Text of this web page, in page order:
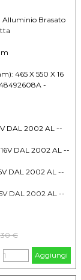
Alluminio Brasato
465 X 550 X 16
-
DAL 2002 AL --
DAL 2002 AL --
DAL 2002 AL --
DAL 2002 AL --
senza sconto
€
Aggiungi